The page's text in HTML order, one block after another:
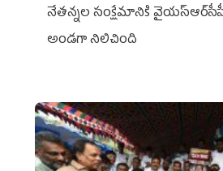
నేతన్నల సంక్షేమానికి వైయ‌స్ఆర్‌సీపీ
అండగా నిలిచింది